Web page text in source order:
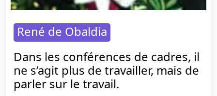
René de Obaldia
Dans les conférences de cadres, il
ne s’agit plus de travailler, mais de
parler sur le travail.